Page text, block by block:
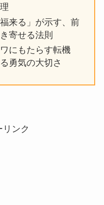
来る」が示す、前
寄せる法則
にもたらす転機
勇気の大切さ
リンク